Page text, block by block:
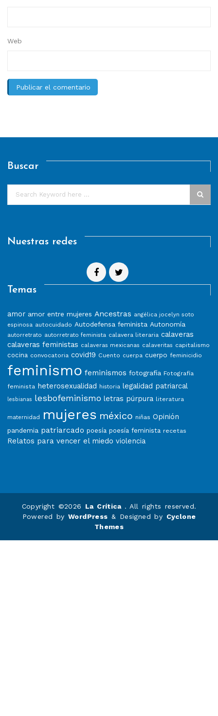
Web
Buscar
Nuestras redes
Temas
amor amor entre mujeres Ancestras angélica jocelyn soto
espinosa autocuidado Autodefensa feminista Autonomía
autorretrato autorretrato feminista calavera literaria calaveras
calaveras feministas calaveras mexicanas calaveritas capitalismo
cocina convocatoria covid19 Cuento cuerpa cuerpo feminicidio
feminismo feminismos fotografía Fotografía
feminista heterosexualidad historia legalidad patriarcal
lesbianas lesbofeminismo letras púrpura literatura
maternidad mujeres méxico niñas Opinión
pandemia patriarcado poesía poesía feminista recetas
Relatos para vencer el miedo violencia
Copyright ©2026 La Crítica . All rights reserved.
Powered by WordPress & Designed by Cyclone
Themes